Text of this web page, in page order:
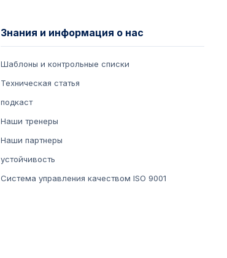
Знания и информация о нас
Шаблоны и контрольные списки
Техническая статья
подкаст
Наши тренеры
Наши партнеры
устойчивость
Система управления качеством ISO 9001